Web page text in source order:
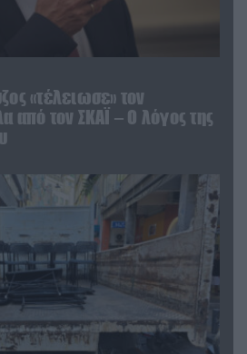
«τέλειωσε» τον
από τον ΣΚΑΪ – Ο λόγος της